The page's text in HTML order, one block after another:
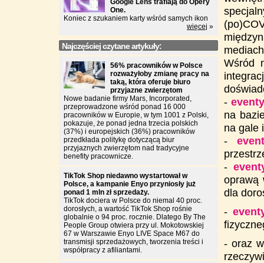
Wśród
-
na
na gale
-
-
oprawą
dla
-
- oraz
Google Lens trafiają do Opery
One.
Koniec z szukaniem karty wśród samych ikon
więcej »
Najczęściej czytane artykuły:
56% pracowników w Polsce
rozważyłoby zmianę pracy na
taką, która oferuje biuro
przyjazne zwierzętom
Nowe badanie firmy Mars, Incorporated,
przeprowadzone wśród ponad 16 000
pracowników w Europie, w tym 1001 z Polski,
pokazuje, że ponad jedna trzecia polskich
(37%) i europejskich (36%) pracowników
przedkłada politykę dotyczącą biur
przyjaznych zwierzętom nad tradycyjne
benefity pracownicze.
TikTok Shop niedawno wystartował w
Polsce, a kampanie Enyo przyniosły już
ponad 1 mln zł sprzedaży.
TikTok dociera w Polsce do niemal 40 proc.
dorosłych, a wartość TikTok Shop rośnie
globalnie o 94 proc. rocznie. Dlatego By The
People Group otwiera przy ul. Mokotowskiej
67 w Warszawie Enyo LIVE Space M67 do
transmisji sprzedażowych, tworzenia treści i
współpracy z afiliantami.